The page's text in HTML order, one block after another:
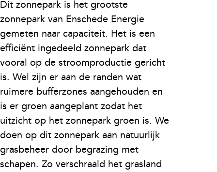
Dit zonnepark is het grootste
zonnepark van Enschede Energie
gemeten naar capaciteit. Het is een
efficiënt ingedeeld zonnepark dat
vooral op de stroomproductie gericht
is. Wel zijn er aan de randen wat
ruimere bufferzones aangehouden en
is er groen aangeplant zodat het
uitzicht op het zonnepark groen is. We
doen op dit zonnepark aan natuurlijk
grasbeheer door begrazing met
schapen. Zo verschraald het grasland